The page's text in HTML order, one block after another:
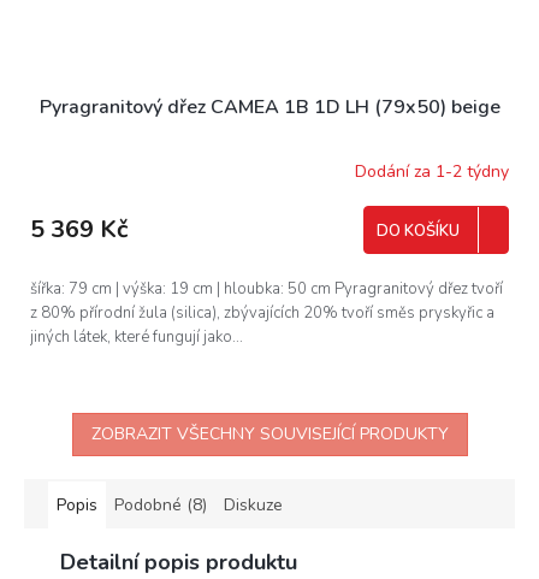
Pyragranitový dřez CAMEA 1B 1D LH (79x50) beige
Dodání za 1-2 týdny
5 369 Kč DO KOŠÍKU
šířka: 79 cm | výška: 19 cm | hloubka: 50 cm Pyragranitový dřez tvoří
z 80% přírodní žula (silica), zbývajících 20% tvoří směs pryskyřic a
jiných látek, které fungují jako...
ZOBRAZIT VŠECHNY SOUVISEJÍCÍ PRODUKTY
Popis Podobné (8) Diskuze
Detailní popis produktu